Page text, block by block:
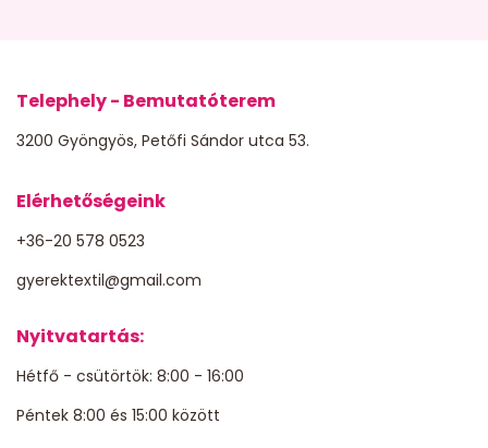
Telephely - Bemutatóterem
3200 Gyöngyös, Petőfi Sándor utca 53.
Elérhetőségeink
+36-20 578 0523
gyerektextil@gmail.com
Nyitvatartás:
Hétfő - csütörtök: 8:00 - 16:00
Péntek 8:00 és 15:00 között